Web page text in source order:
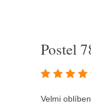
Postel
Velmi